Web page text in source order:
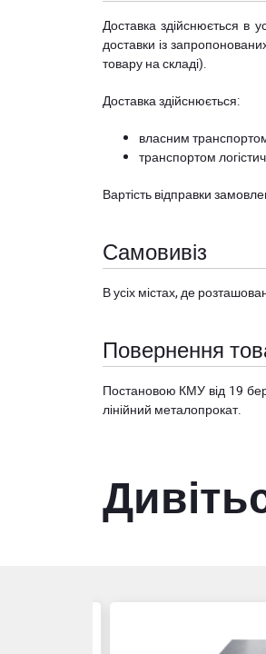
Доставка здійснюється в
доставки із
товару на складі).
Доставка здійснюється:
власним
транспортом
Вартість відправки
Самовивіз
В усіх містах, де
Повернення
Постановою КМУ від 19
лінійний металопрокат.